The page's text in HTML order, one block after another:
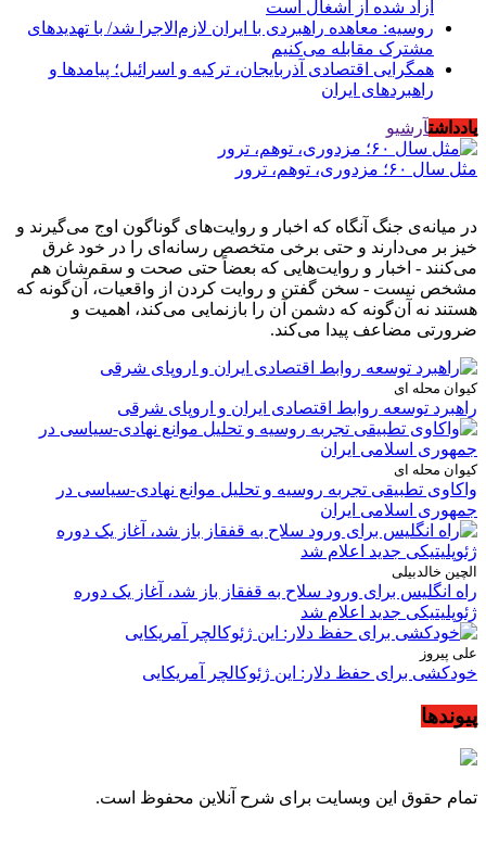
آزاد شده از اشغال است
روسیه: معاهده راهبردی با ایران لازم‌الاجرا شد/ با تهدیدهای
مشترک مقابله می‌کنیم
همگرایی اقتصادی آذربایجان، ترکیه و اسرائیل؛ پیامدها و
راهبردهای ایران
یادداشتآرشیو
مثل سال ۶۰؛ مزدوری، توهم، ترور
در میانه‌ی جنگ آنگاه که اخبار و روایت‌های گوناگون اوج می‌گیرند و
خیز بر می‌دارند و حتی برخی متخصص رسانه‌ای را در خود غرق
می‌کنند - اخبار و روایت‌هایی که بعضاً حتی صحت و سقم‌شان هم
مشخص نیست - سخن گفتن و روایت کردن از واقعیات، آن‌گونه که
هستند نه آن‌گونه که دشمن آن را بازنمایی می‌کند، اهمیت و
ضرورتی مضاعف پیدا می‌کند.
کیوان محله ای
راهبرد توسعه روابط اقتصادی ایران و اروپای شرقی
کیوان محله ای
واکاوی تطبیقی تجربه روسیه و تحلیل موانع نهادی-سیاسی در
جمهوری اسلامی ایران
الچین خالدبیلی
راه انگلیس برای ورود سلاح به قفقاز باز شد، آغاز یک دوره
ژئوپلیتیکی جدید اعلام شد
علی پیروز
خودکشی برای حفظ دلار: این ژئوکالچر آمریکایی
پیوندها
تمام حقوق این وبسایت برای شرح آنلاین محفوظ است.